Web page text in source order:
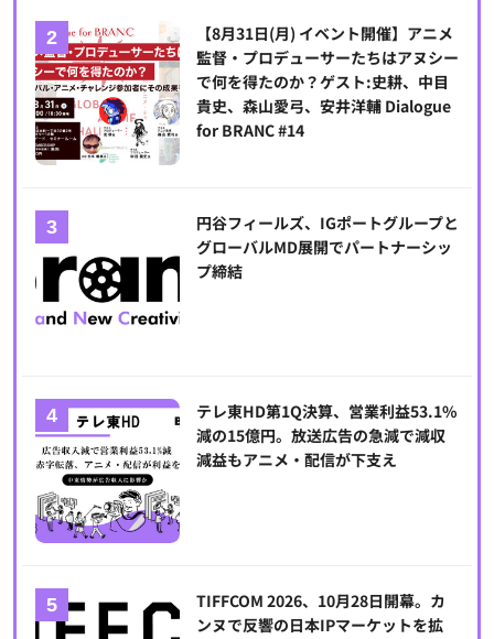
【8月31日(月) イベント開催】アニメ
監督・プロデューサーたちはアヌシー
で何を得たのか？ゲスト:史耕、中目
貴史、森山愛弓、安井洋輔 Dialogue
for BRANC #14
円谷フィールズ、IGポートグループと
グローバルMD展開でパートナーシッ
プ締結
テレ東HD第1Q決算、営業利益53.1%
減の15億円。放送広告の急減で減収
減益もアニメ・配信が下支え
TIFFCOM 2026、10月28日開幕。カ
ンヌで反響の日本IPマーケットを拡